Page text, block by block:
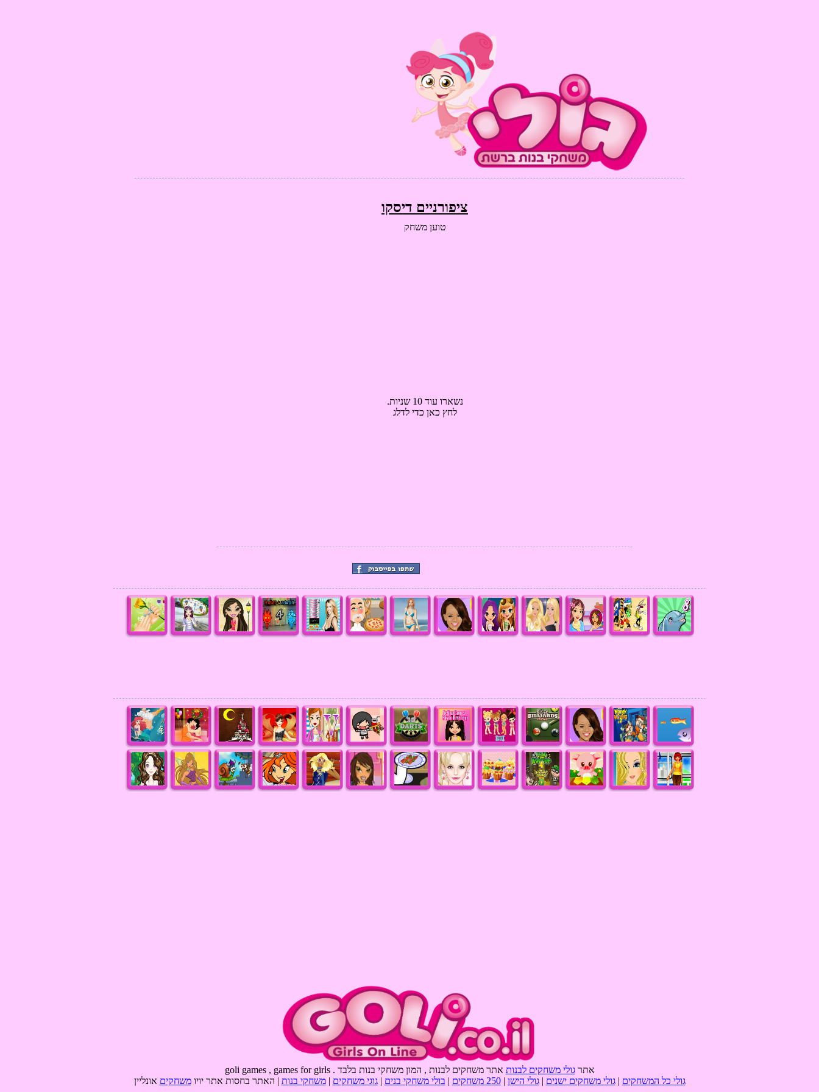
ציפורניים דיסקו
טוען משחק
נשארו עוד 9 שניות.
לחץ כאן כדי לדלג
אתרגולי משחקים לבנות אתר משחקים לבנות , המון משחקי בנות בלבד . goli games , games for girls
גולי כל המשחקים |גולי משחקים ישנים |גולי הישן |250 משחקים | בולי משחקי בנים |גוגי משחקים |משחקי בנות | האתר בחסות אתר יויומשחקים אונליין